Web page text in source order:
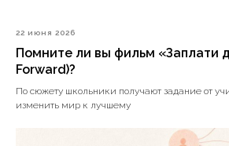
22 июня 2026
Помните ли вы фильм «Заплати
Forward)?
По сюжету школьники получают задание от
изменить мир к лучшему